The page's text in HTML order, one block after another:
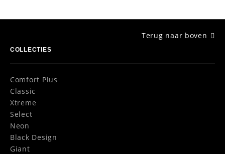
Terug naar boven
COLLECTIES
Comfort Plus
Classic
Xtreme
Select
Neon
Black Design
Giant